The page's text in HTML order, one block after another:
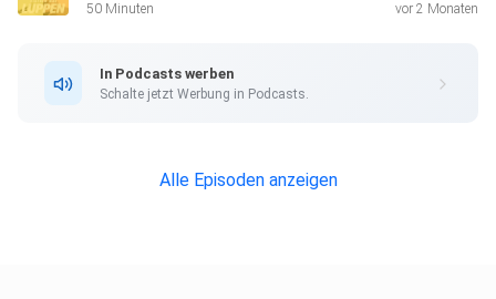
50 Minuten vor 2 Monaten
In Podcasts werben
Schalte jetzt Werbung in Podcasts.
Alle Episoden anzeigen